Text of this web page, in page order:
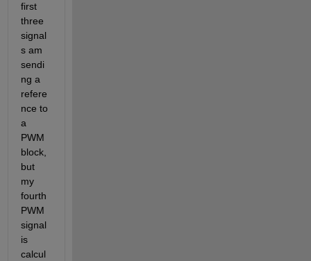
first
three
signal
s am
sendi
ng a
refere
nce to
a
PWM
block,
but
my
fourth
PWM
signal
is
calcul